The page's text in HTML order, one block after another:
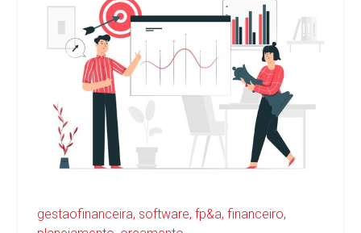
gestaofinanceira, software, fp&a, financeiro,